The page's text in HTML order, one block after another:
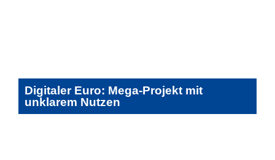
Digitaler Euro: Mega-Projekt mit
unklarem Nutzen